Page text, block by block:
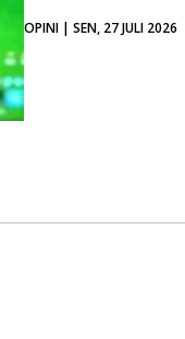
OPINI | SEN, 27 JULI 2026